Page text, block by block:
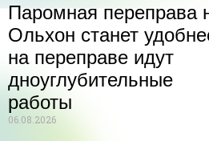
Паромная переправа
Ольхон станет
на переправе идут
дноуглубительные
работы
06.08.2026